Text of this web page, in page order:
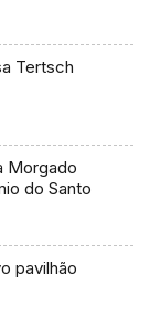
Tertsch
Morgado
do Santo
pavilhão